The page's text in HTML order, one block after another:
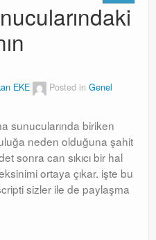
EKE Posted in Genel
sunucularında biriken
neden olduğuna şahit
sonra can sıkıcı bir hal
ortaya çıkar. işte bu
sizler ile de paylaşma